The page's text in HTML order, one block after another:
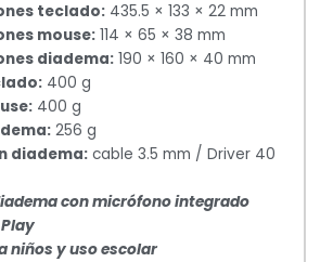
teclado: 435.5 × 133 × 22 mm
mouse: 114 × 65 × 38 mm
diadema: 190 × 160 × 40 mm
400 g
400 g
256 g
diadema: cable 3.5 mm / Driver 40
con micrófono integrado
niños y uso escolar